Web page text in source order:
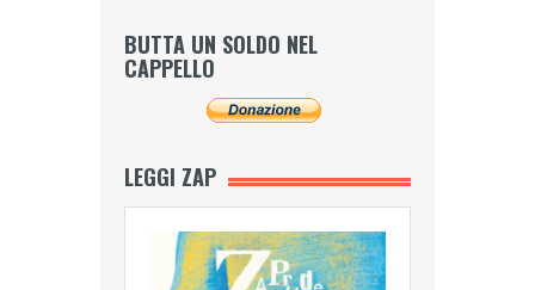
BUTTA UN SOLDO NEL
CAPPELLO
LEGGI ZAP